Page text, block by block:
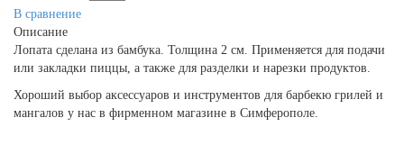
В сравнение
Описание
Лопата сделана из бамбука. Толщина 2 см. Применяется для подачи
или закладки пиццы, а также для разделки и нарезки продуктов.
Хороший выбор аксессуаров и инструментов для барбекю грилей и
мангалов у нас в фирменном магазине в Симферополе.